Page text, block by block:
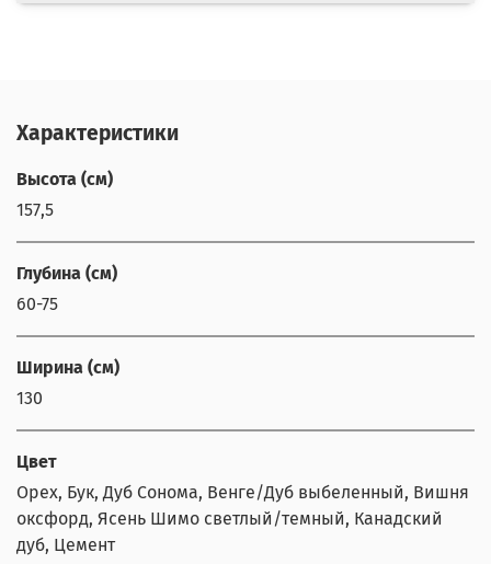
Характеристики
Высота (см)
157,5
Глубина (см)
60-75
Ширина (см)
130
Цвет
Орех, Бук, Дуб Сонома, Венге/Дуб выбеленный, Вишня
оксфорд, Ясень Шимо светлый/темный, Канадский
дуб, Цемент